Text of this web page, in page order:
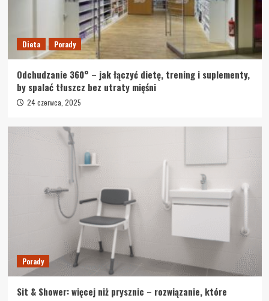
Dieta Porady
Odchudzanie 360° – jak łączyć dietę, trening i suplementy,
by spalać tłuszcz bez utraty mięśni
24 czerwca, 2025
Porady
Sit & Shower: więcej niż prysznic – rozwiązanie, które